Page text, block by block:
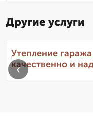
Другие услуги
Утепление
качественно и
‹